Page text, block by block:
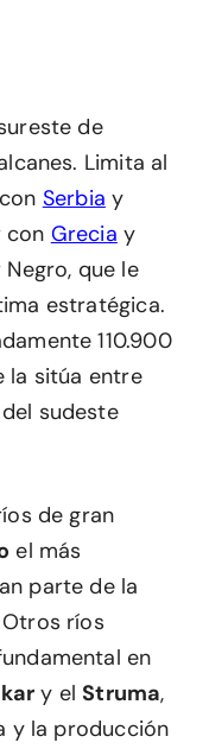
de
Limita al
Serbia y
con Grecia y
que le
estratégica.
110.900
la sitúa entre
sudeste
de gran
el más
parte de la
ríos
en
y elStruma,
y la producción